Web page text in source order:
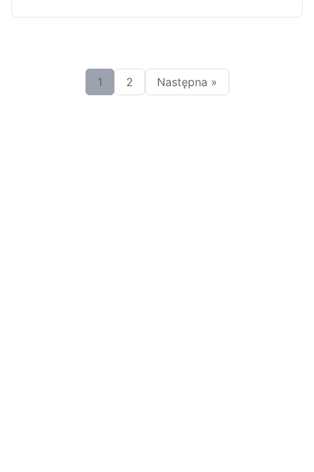
1 2 Następna »